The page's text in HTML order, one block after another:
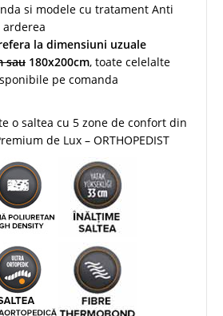
si modele cu tratament Anti
la dimensiuni uzuale
sau 180x200cm, toate celelalte
pe comanda
o saltea cu 5 zone de confort din
de Lux – ORTHOPEDIST